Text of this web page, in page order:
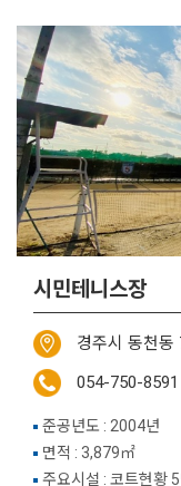
시민테니스장
경주시 동천동
054-750-8591
준공년도 : 2004년
면적 : 3,879㎡
주요시설 : 코트현황